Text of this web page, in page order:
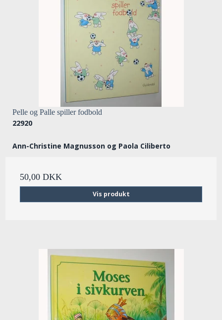
Pelle og Palle spiller fodbold
22920
Ann-Christine Magnusson og Paola Ciliberto
50,00 DKK
Vis produkt